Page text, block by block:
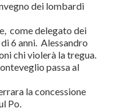
dei lombardi
come delegato dei
6 anni. Alessandro
chi violerà la tregua.
passa al
la concessione
Po.